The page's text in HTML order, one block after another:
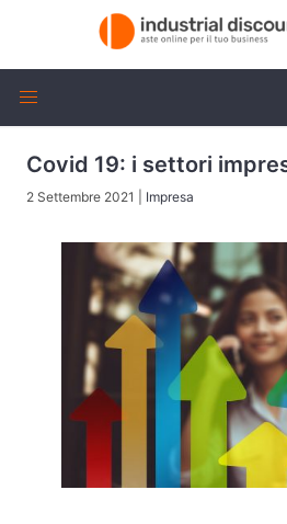
Covid 19: i settori
2 Settembre 2021 Impresa